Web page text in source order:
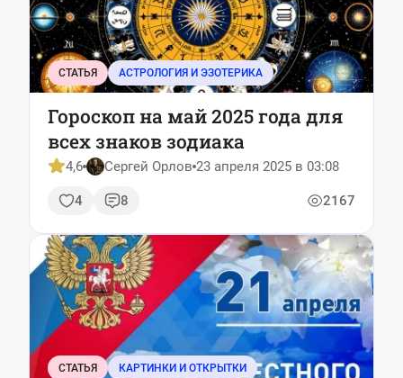
СТАТЬЯ АСТРОЛОГИЯ И ЭЗОТЕРИКА
Гороскоп на май 2025 года для
всех знаков зодиака
4,6 Сергей Орлов 23 апреля 2025 в 03:08
4 8 2167
СТАТЬЯ КАРТИНКИ И ОТКРЫТКИ